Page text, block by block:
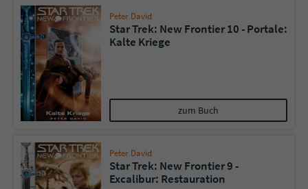
Peter David
Star Trek: New Frontier 10 - Portale:
Kalte Kriege
zum Buch
Peter David
Star Trek: New Frontier 9 -
Excalibur: Restauration